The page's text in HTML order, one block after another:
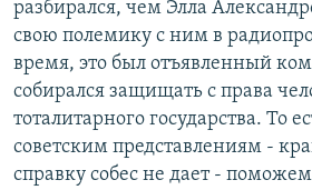
разбирался, чем Элла
свою полемику с ним в
время, это был отъявленный
собирался защищать с права
тоталитарного государства. То
советским представлениям -
справку собес не дает -